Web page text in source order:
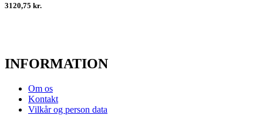
3120,75 kr.
INFORMATION
Om os
Kontakt
Vilkår og person data